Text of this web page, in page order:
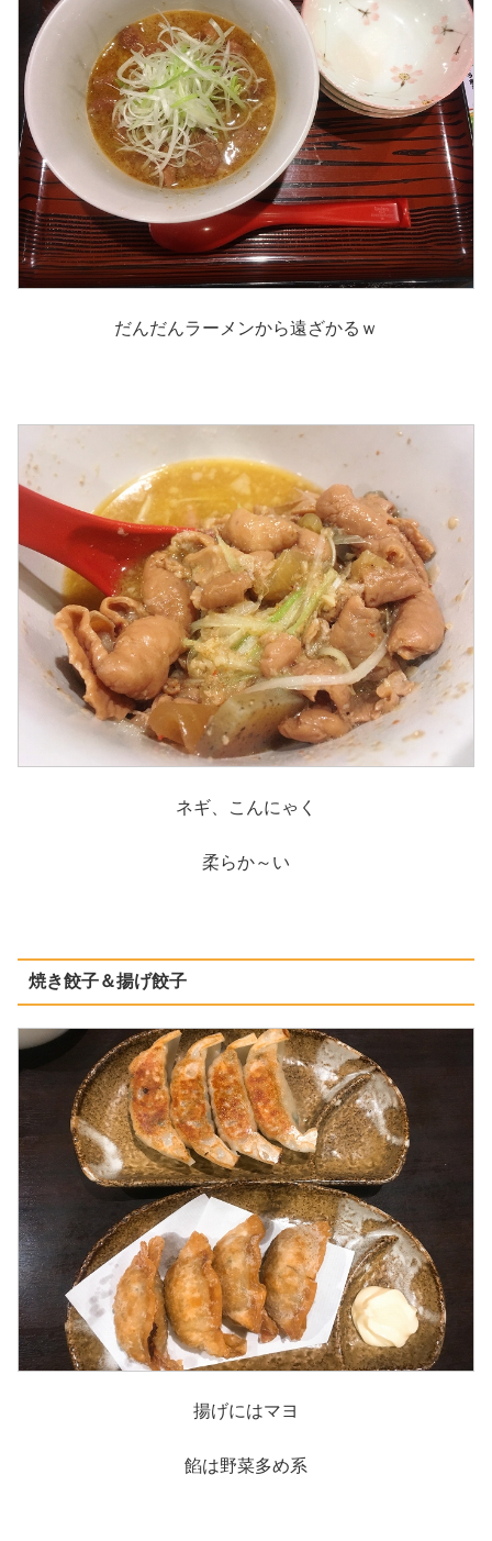
だんだんラーメンから遠ざかるｗ
ネギ、こんにゃく
柔らか～い
焼き餃子＆揚げ餃子
揚げにはマヨ
餡は野菜多め系